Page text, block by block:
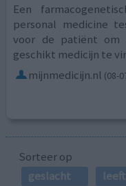
Een
personal medicine
voor de patiënt om
geschikt medicijn te
mijnmedicijn.nl (08-
Sorteer op
geslacht